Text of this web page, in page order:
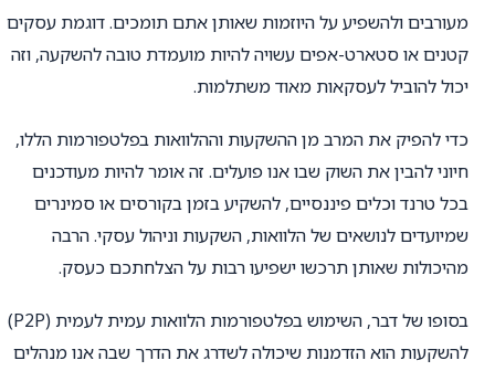
מעורבים ולהשפיע על היוזמות שאותן אתם תומכים. דוגמת עסקים
קטנים או סטארט-אפים עשויה להיות מועמדת טובה להשקעה, וזה
יכול להוביל לעסקאות מאוד משתלמות.
כדי להפיק את המרב מן ההשקעות וההלוואות בפלטפורמות הללו,
חיוני להבין את השוק שבו אנו פועלים. זה אומר להיות מעודכנים
בכל טרנד וכלים פיננסיים, להשקיע בזמן בקורסים או סמינרים
שמיועדים לנושאים של הלוואות, השקעות וניהול עסקי. הרבה
מהיכולות שאותן תרכשו ישפיעו רבות על הצלחתכם כעסק.
בסופו של דבר, השימוש בפלטפורמות הלוואות עמית לעמית (P2P)
להשקעות הוא הזדמנות שיכולה לשדרג את הדרך שבה אנו מנהלים